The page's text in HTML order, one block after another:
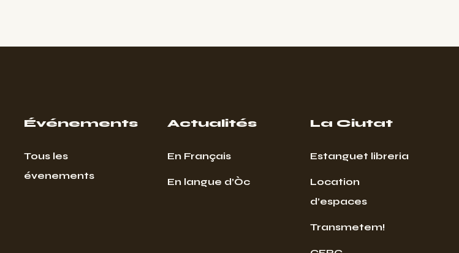
Événements
Tous les
évenements
Actualités
En Français
En langue d’Òc
La Ciutat
Estanguet libreria
Location
d’espaces
Transmetem!